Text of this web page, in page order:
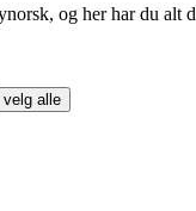
og her har du alt
velg alle